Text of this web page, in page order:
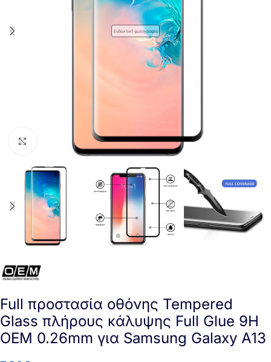
Ενδεικτική φωτογραφία
Click to enlarge
Full προστασία οθόνης Tempered
Glass πλήρους κάλυψης Full Glue 9H
OEM 0.26mm για Samsung Galaxy A13